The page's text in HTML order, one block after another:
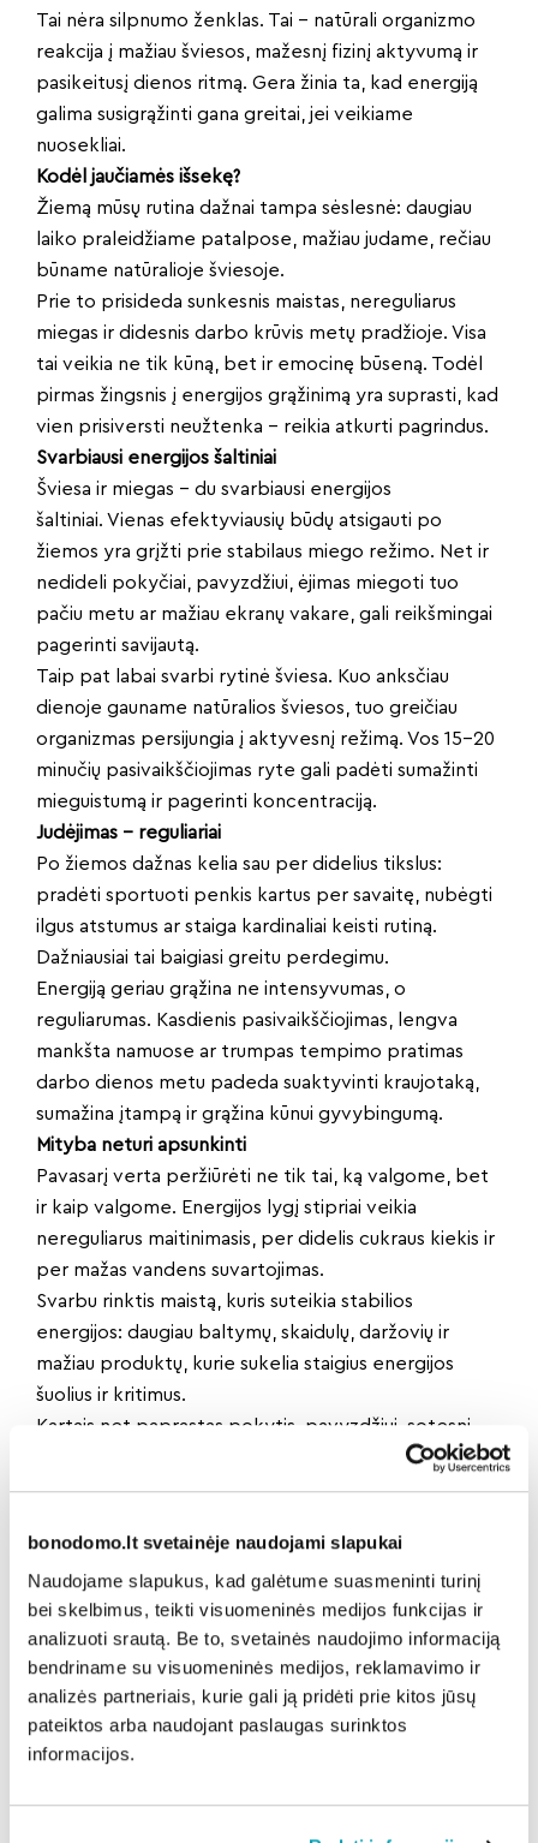
bonodomo.lt svetainėje naudojami slapukai
Naudojame slapukus, kad galėtume suasmeninti turinį
bei skelbimus, teikti visuomeninės medijos funkcijas ir
analizuoti srautą. Be to, svetainės naudojimo informaciją
bendriname su visuomeninės medijos, reklamavimo ir
analizės partneriais, kurie gali ją pridėti prie kitos jūsų
pateiktos arba naudojant paslaugas surinktos
informacijos.
Tai nėra silpnumo ženklas. Tai – natūrali organizmo
reakcija į mažiau šviesos, mažesnį fizinį aktyvumą ir
pasikeitusį dienos ritmą. Gera žinia ta, kad energiją
galima susigrąžinti gana greitai, jei veikiame
nuosekliai.
Kodėl jaučiamės išsekę?
Žiemą mūsų rutina dažnai tampa sėslesnė: daugiau
laiko praleidžiame patalpose, mažiau judame, rečiau
būname natūralioje šviesoje.
Prie to prisideda sunkesnis maistas, nereguliarus
miegas ir didesnis darbo krūvis metų pradžioje. Visa
tai veikia ne tik kūną, bet ir emocinę būseną. Todėl
pirmas žingsnis į energijos grąžinimą yra suprasti, kad
vien prisiversti neužtenka – reikia atkurti pagrindus.
Svarbiausi energijos šaltiniai
Šviesa ir miegas – du svarbiausi energijos
šaltiniai. Vienas efektyviausių būdų atsigauti po
žiemos yra grįžti prie stabilaus miego režimo. Net ir
nedideli pokyčiai, pavyzdžiui, ėjimas miegoti tuo
pačiu metu ar mažiau ekranų vakare, gali reikšmingai
pagerinti savijautą.
Taip pat labai svarbi rytinė šviesa. Kuo anksčiau
dienoje gauname natūralios šviesos, tuo greičiau
organizmas persijungia į aktyvesnį režimą. Vos 15–20
minučių pasivaikščiojimas ryte gali padėti sumažinti
mieguistumą ir pagerinti koncentraciją.
Judėjimas – reguliariai
Po žiemos dažnas kelia sau per didelius tikslus:
pradėti sportuoti penkis kartus per savaitę, nubėgti
ilgus atstumus ar staiga kardinaliai keisti rutiną.
Dažniausiai tai baigiasi greitu perdegimu.
Energiją geriau grąžina ne intensyvumas, o
reguliarumas. Kasdienis pasivaikščiojimas, lengva
mankšta namuose ar trumpas tempimo pratimas
darbo dienos metu padeda suaktyvinti kraujotaką,
sumažina įtampą ir grąžina kūnui gyvybingumą.
Mityba neturi apsunkinti
Pavasarį verta peržiūrėti ne tik tai, ką valgome, bet
ir kaip valgome. Energijos lygį stipriai veikia
nereguliarus maitinimasis, per didelis cukraus kiekis ir
per mažas vandens suvartojimas.
Svarbu rinktis maistą, kuris suteikia stabilios
energijos: daugiau baltymų, skaidulų, daržovių ir
mažiau produktų, kurie sukelia staigius energijos
šuolius ir kritimus.
Kartais net paprastas pokytis, pavyzdžiui, sotesni
pusryčiai ar daugiau vandens dienos metu, duoda
labai greitą rezultatą.
Dažnai nuovargį lemia ne tik fiziniai veiksniai, bet ir
chaotiška dienotvarkė. Kai diena prasideda
skubėjimu, o baigiasi darbu ar telefonu lovoje,
organizmas negauna aiškių signalų, kada būti
aktyviam, o kada ilsėtis.
Energiją padeda atkurti aiškus ritmas: reguliarus
kėlimasis, planuotos pertraukos, trumpi
pasivaikščiojimai ir sąmoningas darbo pabaigos laikas.
Tai – paprasta, bet itin veiksminga.